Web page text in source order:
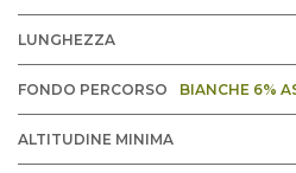
LUNGHEZZA
FONDO PERCORSO BIANCHE 6%
ALTITUDINE MINIMA